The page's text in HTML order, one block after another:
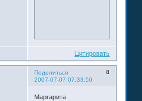
Цитировать
Поделиться
8
2007-07-07 07:33:50
Маргарита